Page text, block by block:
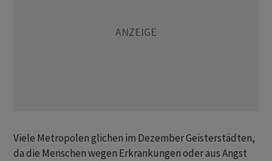
Viele Metropolen glichen im Dezember Geisterstädten,
da die Menschen wegen Erkrankungen oder aus Angst